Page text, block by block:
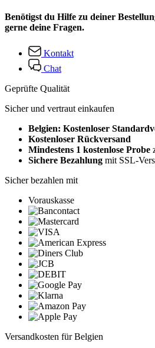
Benötigst du Hilfe zu deiner
gerne deine Fragen.
Kontakt
Chat
Geprüfte Qualität
Sicher und vertraut einkaufen
Belgien: Kostenloser
Kostenloser Rückversand
Mindestens 1 kostenlose Probe
Sichere Bezahlung mit SSL-
Sicher bezahlen mit
Vorauskasse
Versandkosten für Belgien